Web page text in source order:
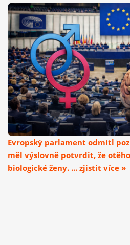
Evropský parlament odmítl
měl výslovně potvrdit, že
biologické ženy. ... zjistit více »